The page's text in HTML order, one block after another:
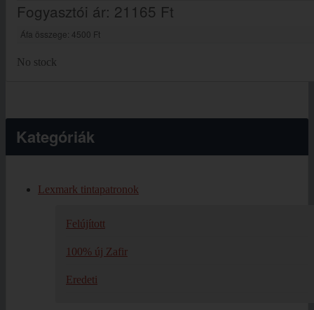
Fogyasztói ár: 21165 Ft
Áfa összege: 4500 Ft
No stock
Kategóriák
Lexmark tintapatronok
Felújított
100% új Zafir
Eredeti